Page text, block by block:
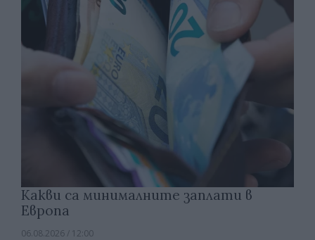
Какви са минималните заплати в
Европа
06.08.2026 / 12:00